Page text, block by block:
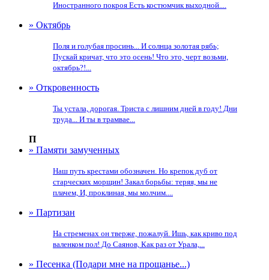
Иностранного покроя Есть костюмчик выходной....
» Октябрь
Поля и голубая просинь... И солнца золотая рябь;
Пускай кричат, что это осень! Что это, черт возьми,
октябрь?!...
» Откровенность
Ты устала, дорогая. Триста с лишним дней в году! Дни
труда... И ты в трамвае...
П
» Памяти замученных
Наш путь крестами обозначен. Но крепок дуб от
старческих морщин! Закал борьбы: теряя, мы не
плачем, И, проклиная, мы молчим....
» Партизан
На стременах он тверже, пожалуй. Ишь, как криво под
валенком пол! До Саянов, Как раз от Урала,...
» Песенка (Подари мне на прощанье...)